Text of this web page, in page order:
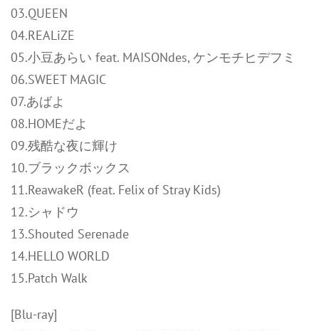
03.QUEEN
04.REALiZE
05.小豆あらい feat. MAISONdes, ケンモチヒデフミ
06.SWEET MAGIC
07.あばよ
08.HOMEだよ
09.残酷な夜に輝け
10.ブラックボックス
11.ReawakeR (feat. Felix of Stray Kids)
12.シャドウ
13.Shouted Serenade
14.HELLO WORLD
15.Patch Walk
[Blu-ray]